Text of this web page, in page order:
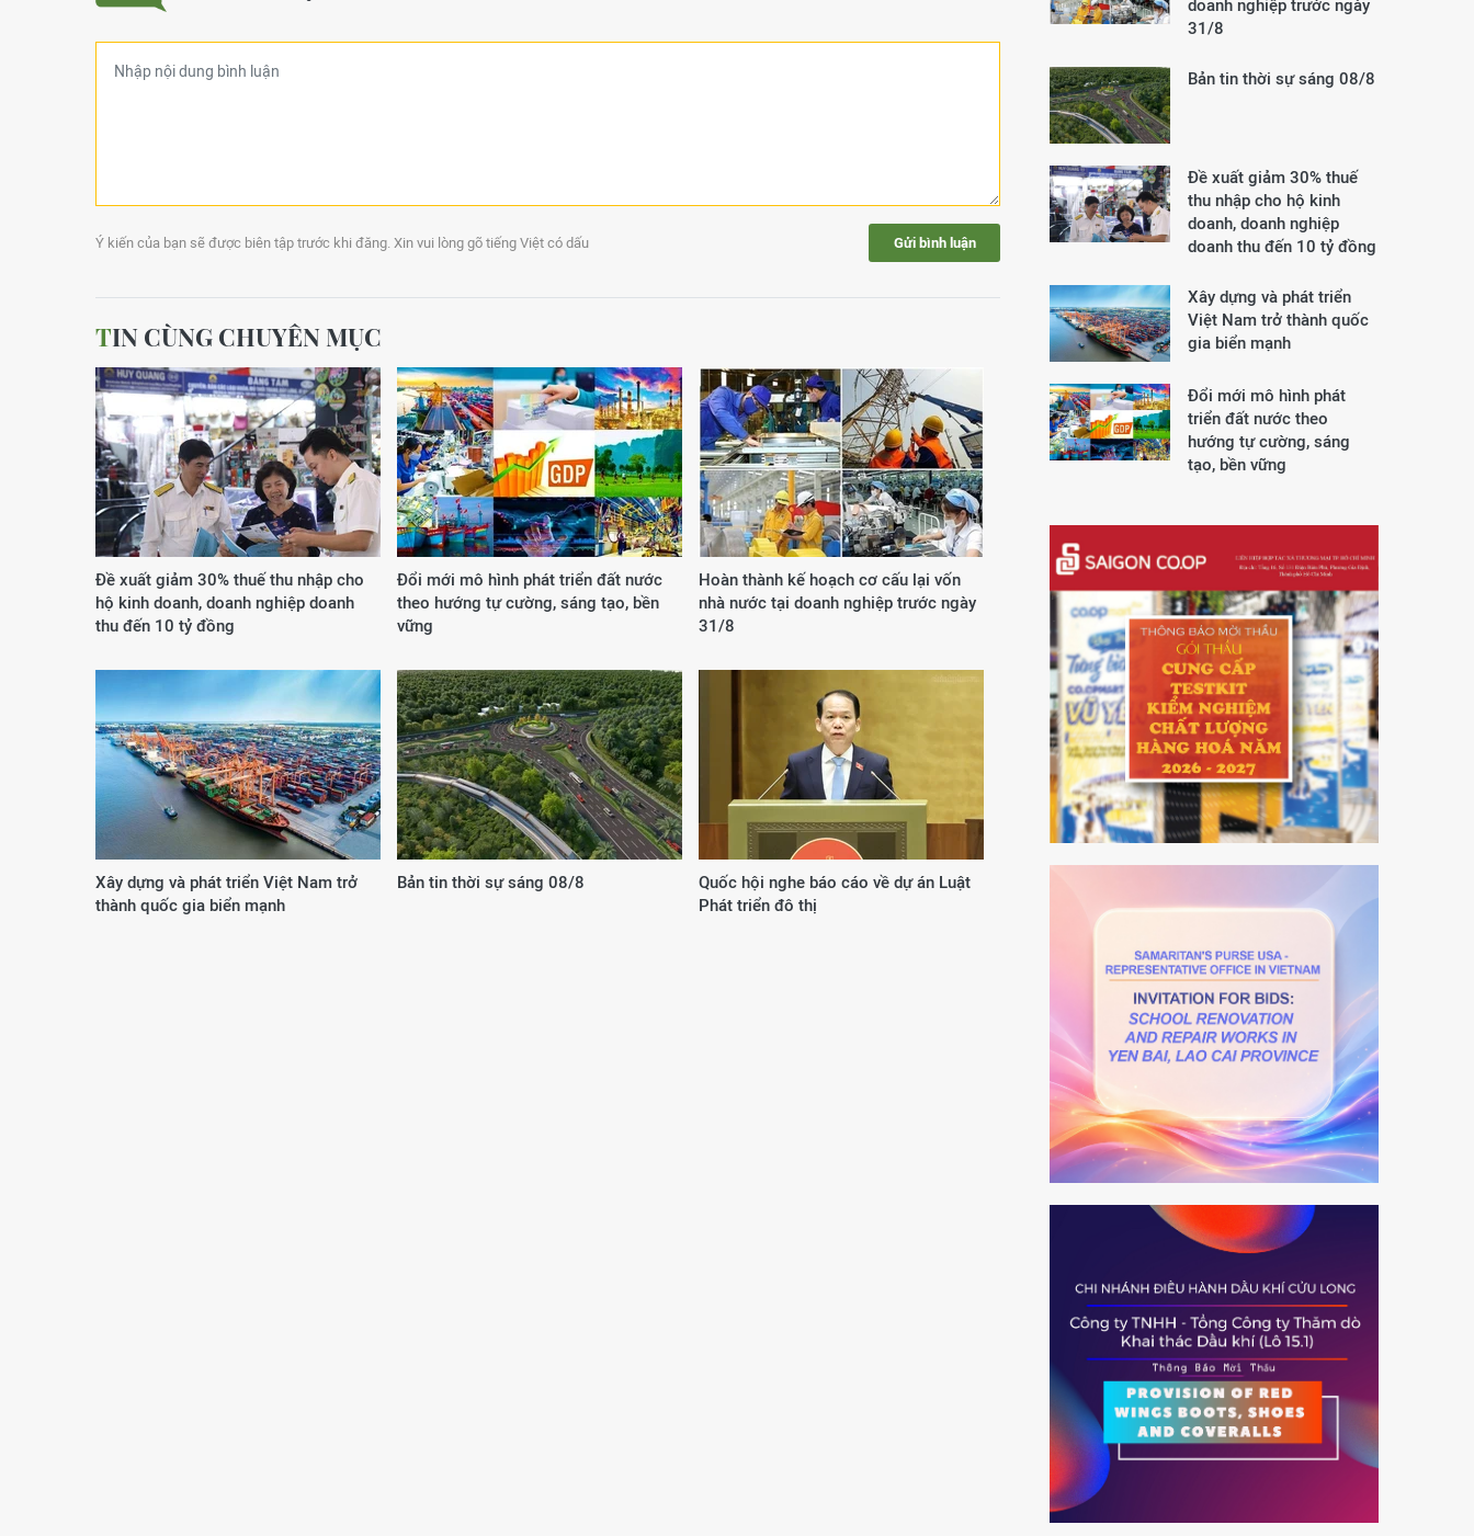
Ý kiến của bạn sẽ được biên tập trước khi đăng. Xin vui lòng gõ tiếng Việt có dấu Gửi bình luận
TIN CÙNG CHUYÊN MỤC
Đề xuất giảm 30% thuế thu nhập cho
hộ kinh doanh, doanh nghiệp doanh
thu đến 10 tỷ đồng
Đổi mới mô hình phát triển đất nước
theo hướng tự cường, sáng tạo, bền
vững
Hoàn thành kế hoạch cơ cấu lại vốn
nhà nước tại doanh nghiệp trước ngày
31/8
Xây dựng và phát triển Việt Nam trở
thành quốc gia biển mạnh
Bản tin thời sự sáng 08/8
Quốc hội nghe báo cáo về dự án Luật
Phát triển đô thị
doanh nghiệp trước ngày
31/8
Bản tin thời sự sáng 08/8
Đề xuất giảm 30% thuế
thu nhập cho hộ kinh
doanh, doanh nghiệp
doanh thu đến 10 tỷ đồng
Xây dựng và phát triển
Việt Nam trở thành quốc
gia biển mạnh
Đổi mới mô hình phát
triển đất nước theo
hướng tự cường, sáng
tạo, bền vững